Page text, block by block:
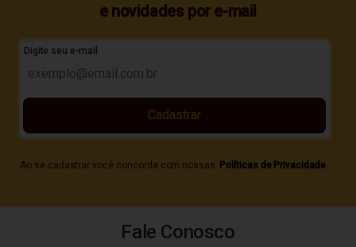
e novidades por e-mail
Digite seu e-mail
Ao se cadastrar você concorda com nossas Políticas de Privacidade
Cadastrar
Fale Conosco